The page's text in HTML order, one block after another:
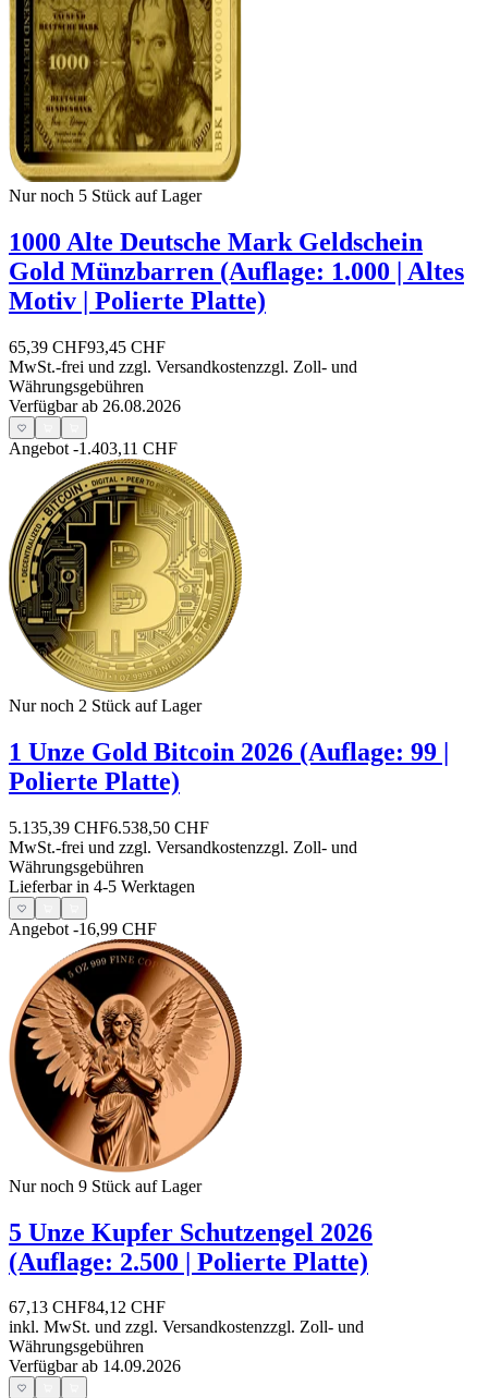
Nur noch 5 Stück auf Lager
1000 Alte Deutsche Mark Geldschein
Gold Münzbarren (Auflage: 1.000 | Altes
Motiv | Polierte Platte)
65,39 CHF93,45 CHF
MwSt.-frei und zzgl. Versandkostenzzgl. Zoll- und
Währungsgebühren
Verfügbar ab 26.08.2026
Angebot -1.403,11 CHF
Nur noch 2 Stück auf Lager
1 Unze Gold Bitcoin 2026 (Auflage: 99 |
Polierte Platte)
5.135,39 CHF6.538,50 CHF
MwSt.-frei und zzgl. Versandkostenzzgl. Zoll- und
Währungsgebühren
Lieferbar in 4-5 Werktagen
Angebot -16,99 CHF
Nur noch 9 Stück auf Lager
5 Unze Kupfer Schutzengel 2026
(Auflage: 2.500 | Polierte Platte)
67,13 CHF84,12 CHF
inkl. MwSt. und zzgl. Versandkostenzzgl. Zoll- und
Währungsgebühren
Verfügbar ab 14.09.2026